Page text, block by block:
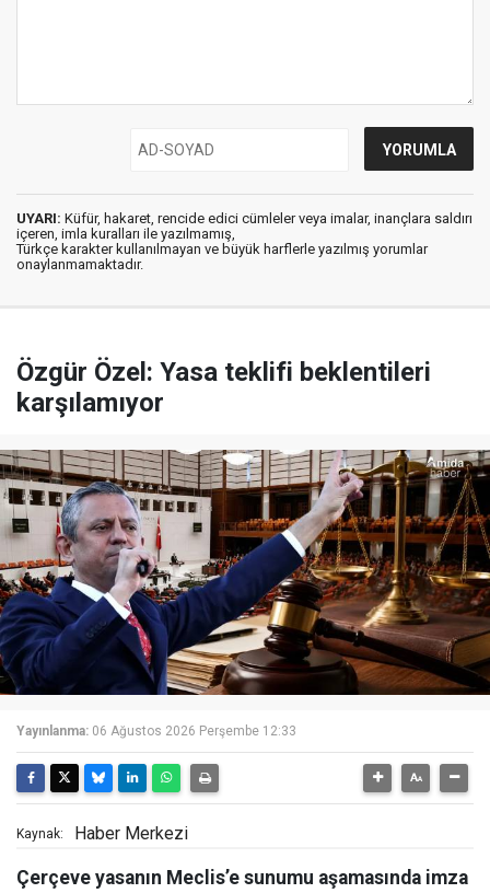
UYARI: Küfür, hakaret, rencide edici cümleler veya imalar, inançlara saldırı
içeren, imla kuralları ile yazılmamış,
Türkçe karakter kullanılmayan ve büyük harflerle yazılmış yorumlar
onaylanmamaktadır.
Özgür Özel: Yasa teklifi beklentileri
karşılamıyor
Yayınlanma: 06 Ağustos 2026 Perşembe 12:33
Kaynak: Haber Merkezi
Çerçeve yasanın Meclis’e sunumu aşamasında imza